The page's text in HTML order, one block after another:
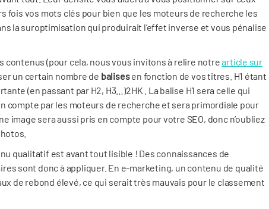
fois vos mots clés pour bien que les moteurs de recherche les
la suroptimisation qui produirait l’effet inverse et vous pénalise
contenus (pour cela, nous vous invitons à relire notrearticle sur
un certain nombre de balisesen fonction de vos titres. H1 étant
(en passant par H2, H3…)2HK . La balise H1 sera celle qui
compte par les moteurs de recherche et sera primordiale pour
image sera aussi pris en compte pour votre SEO, donc n’oubliez
qualitatif est avant tout lisible ! Des connaissances de
sont donc à appliquer. En e-marketing, un contenu de qualité
de rebond élevé, ce qui serait très mauvais pour le classement